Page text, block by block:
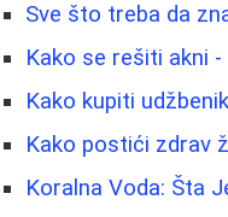
Sve što treba da
Kako se rešiti akni
Kako kupiti
Kako postići zdrav
Koralna Voda: Šta